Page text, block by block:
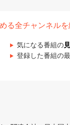
る全チャンネル
気になる番組の
登録した番組の